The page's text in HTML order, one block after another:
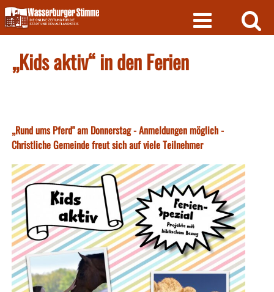
Skip
to
content
„Kids aktiv“ in den Ferien
„Rund ums Pferd" am Donnerstag - Anmeldungen möglich -
Christliche Gemeinde freut sich auf viele Teilnehmer